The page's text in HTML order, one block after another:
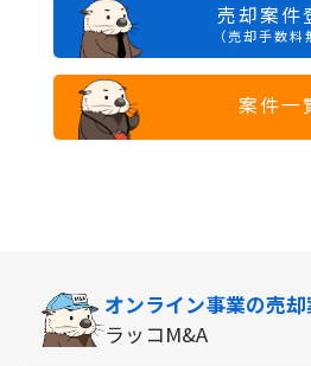
売却案件
（売却手数料
案件一
オンライン事業の売
ラッコM&A